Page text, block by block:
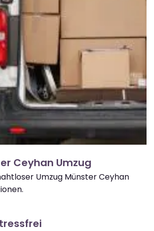
Ceyhan Umzug
Umzug Münster Ceyhan